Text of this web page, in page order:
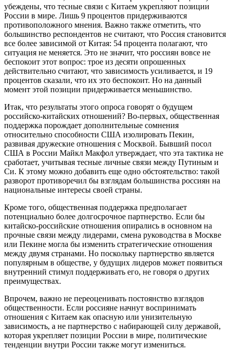
убеждены, что тесные связи с Китаем укрепляют позиции
России в мире. Лишь 9 процентов придерживаются
противоположного мнения. Важно также отметить, что
большинство респондентов не считают, что Россия становится
все более зависимой от Китая: 54 процента полагают, что
ситуация не меняется. Это не значит, что россиян вовсе не
беспокоит этот вопрос: трое из десяти опрошенных
действительно считают, что зависимость усиливается, и 19
процентов сказали, что их это беспокоит. Но на данный
момент этой позиции придерживается меньшинство.
Итак, что результаты этого опроса говорят о будущем
российско-китайских отношений? Во-первых, общественная
поддержка порождает дополнительные сомнения
относительно способности США изолировать Пекин,
развивая дружеские отношения с Москвой. Бывший посол
США в России Майкл Макфол утверждает, что эта тактика не
сработает, учитывая тесные личные связи между Путиным и
Си. К этому можно добавить еще одно обстоятельство: такой
разворот противоречил бы взглядам большинства россиян на
национальные интересы своей страны.
Кроме того, общественная поддержка предполагает
потенциально более долгосрочное партнерство. Если бы
китайско-российские отношения опирались в основном на
прочные связи между лидерами, смена руководства в Москве
или Пекине могла бы изменить стратегические отношения
между двумя странами. Но поскольку партнерство является
популярным в обществе, у будущих лидеров может появиться
внутренний стимул поддерживать его, не говоря о других
преимуществах.
Впрочем, важно не переоценивать постоянство взглядов
общественности. Если россияне начнут воспринимать
отношения с Китаем как опасную или унизительную
зависимость, а не партнерство с набирающей силу державой,
которая укрепляет позиции России в мире, политические
тенденции внутри России также могут измениться.